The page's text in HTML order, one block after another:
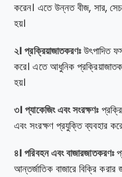
করেন। এতে উন্নত বীজ, সার,
হয়।
২। প্রক্রিয়াজাতকরণঃউৎপাদিত
করে। এতে আধুনিক
হয়।
৩। প্যাকেজিং এবং সংরক্ষণঃ
এবং সংরক্ষণ প্রযুক্তি ব্যবহার
৪। পরিবহন এবং বাজারজাতকরণঃ
আন্তর্জাতিক বাজারে বিক্রি